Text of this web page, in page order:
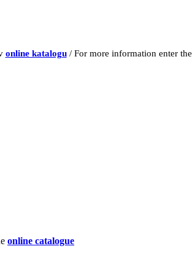
online katalogu/ For more information enter the
online catalogue